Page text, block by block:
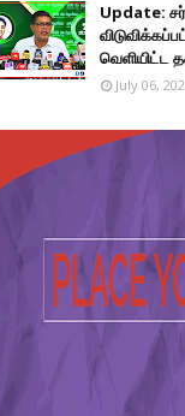
Update:
வெளியிட்ட
July 06,